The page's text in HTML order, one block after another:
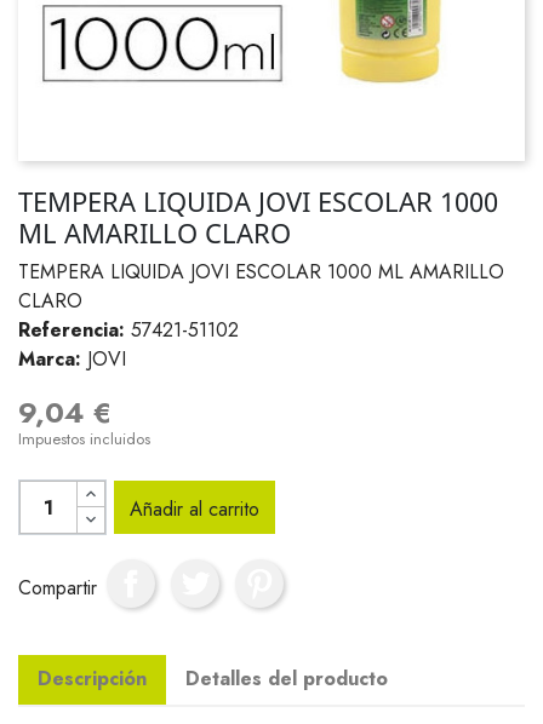
TEMPERA LIQUIDA JOVI ESCOLAR 1000
ML AMARILLO CLARO
TEMPERA LIQUIDA JOVI ESCOLAR 1000 ML AMARILLO
CLARO
Referencia: 57421-51102
Marca: JOVI
9,04 €
Impuestos incluidos
Añadir al carrito
Compartir
Descripción Detalles del producto